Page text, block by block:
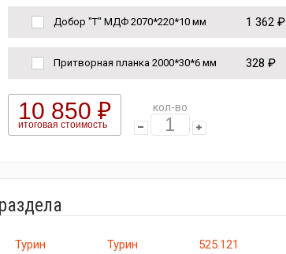
Добор "Т" МДФ 2070*220*10 мм 1 362 ₽
Притворная планка 2000*30*6 мм 328 ₽
10 850 ₽
итоговая стоимость
кол-во
Турин
Турин
525.121